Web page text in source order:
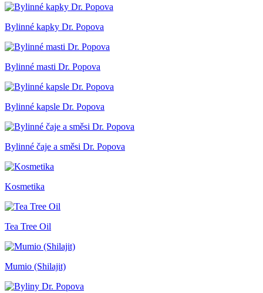
Bylinné kapky Dr. Popova
Bylinné masti Dr. Popova
Bylinné kapsle Dr. Popova
Bylinné čaje a směsi Dr. Popova
Kosmetika
Tea Tree Oil
Mumio (Shilajit)